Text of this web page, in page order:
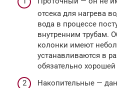
отсека для нагрева
вода в процессе
внутренним трубам.
колонки имеют
устанавливаются в
обязательно
Накопительные —